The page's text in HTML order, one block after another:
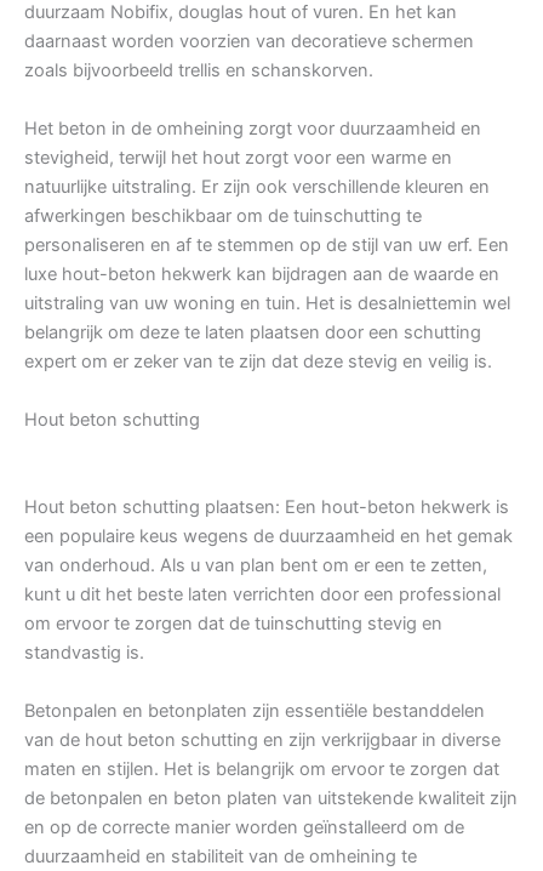
duurzaam Nobifix, douglas hout of vuren. En het kan
daarnaast worden voorzien van decoratieve schermen
zoals bijvoorbeeld trellis en schanskorven.
Het beton in de omheining zorgt voor duurzaamheid en
stevigheid, terwijl het hout zorgt voor een warme en
natuurlijke uitstraling. Er zijn ook verschillende kleuren en
afwerkingen beschikbaar om de tuinschutting te
personaliseren en af te stemmen op de stijl van uw erf. Een
luxe hout-beton hekwerk kan bijdragen aan de waarde en
uitstraling van uw woning en tuin. Het is desalniettemin wel
belangrijk om deze te laten plaatsen door een schutting
expert om er zeker van te zijn dat deze stevig en veilig is.
Hout beton schutting
Hout beton schutting plaatsen: Een hout-beton hekwerk is
een populaire keus wegens de duurzaamheid en het gemak
van onderhoud. Als u van plan bent om er een te zetten,
kunt u dit het beste laten verrichten door een professional
om ervoor te zorgen dat de tuinschutting stevig en
standvastig is.
Betonpalen en betonplaten zijn essentiële bestanddelen
van de hout beton schutting en zijn verkrijgbaar in diverse
maten en stijlen. Het is belangrijk om ervoor te zorgen dat
de betonpalen en beton platen van uitstekende kwaliteit zijn
en op de correcte manier worden geïnstalleerd om de
duurzaamheid en stabiliteit van de omheining te